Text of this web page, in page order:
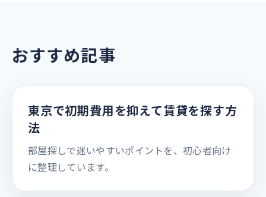
おすすめ記事
東京で初期費用を抑えて賃貸を探す方
法
部屋探しで迷いやすいポイントを、初心者向け
に整理しています。